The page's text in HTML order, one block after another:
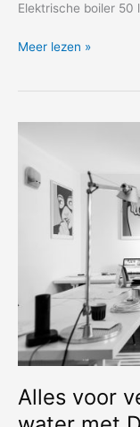
Elektrische boiler 50
Elektrische
past
in
mijn
badkamer?
Meer lezen »
Alles voor